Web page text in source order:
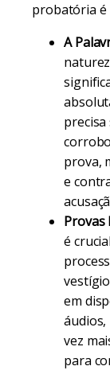
probatória é
A
prova,
e
Provas
é
em
áudios,
vez
para